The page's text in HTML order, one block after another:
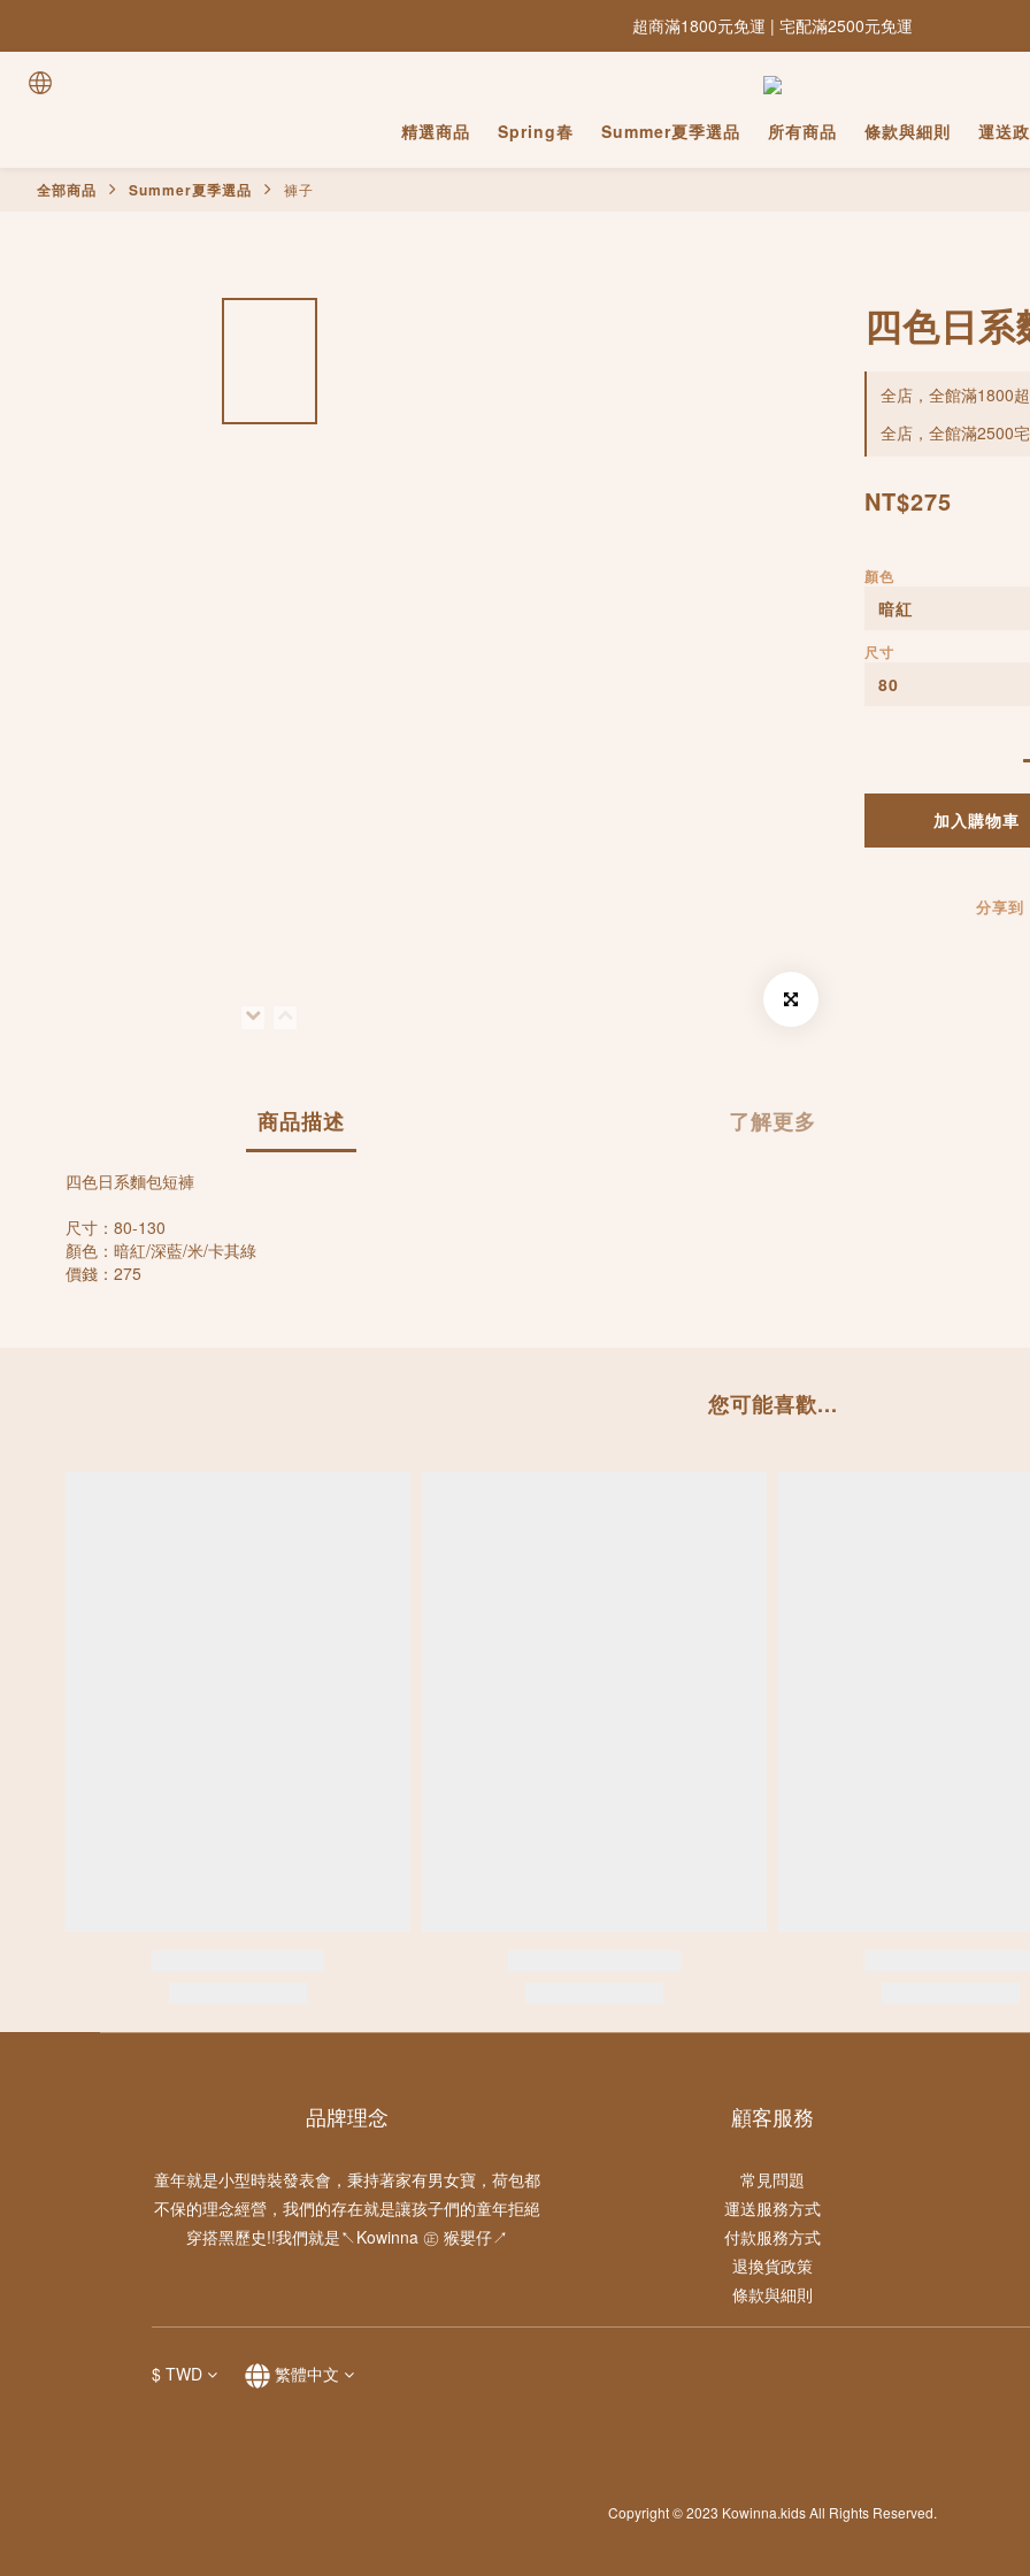
超商滿1800元免運 | 宅配滿2500元免運
精選商品 Spring春 Summer夏季選品 所有商品 條款與細則 運送
全部商品 Summer夏季選品 褲子
四色日
全店，全館滿1800
全店，全館滿2500
NT$275
顏色
尺寸
加入購物車
分享到
商品描述 了解更多
四色日系麵包短褲
尺寸：80-130
顏色：暗紅/深藍/米/卡其綠
價錢：275
您可能喜歡...
品牌理念
童年就是小型時裝發表會，秉持著家有男女寶，荷包都
不保的理念經營，我們的存在就是讓孩子們的童年拒絕
穿搭黑歷史!!我們就是↖Kowinna ㊣ 猴嬰仔↗
顧客服務
常見問題
運送服務方式
付款服務方式
退換貨政策
條款與細則
$ TWD 繁體中文
Copyright © 2023 Kowinna.kids All Rights Reserved.